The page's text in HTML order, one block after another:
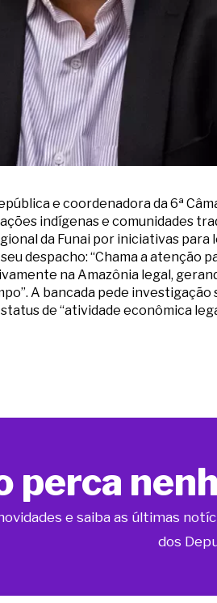
e coordenadora da 6ª
indígenas e comunidades
da Funai por iniciativas
despacho: “Chama a atenção
na Amazônia legal,
A bancada pede
de “atividade econômica
perca
e saiba as últimas
dos